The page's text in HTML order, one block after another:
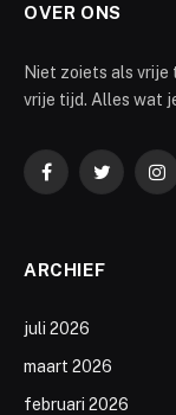
OVER ONS
Niet zoiets als
vrije tijd. Alles wat
FacebookTwitter
ARCHIEF
juli 2026
maart 2026
februari 2026